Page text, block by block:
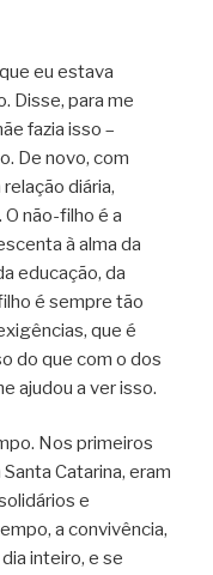
eu estava
Disse, para me
fazia isso –
De novo, com
diária,
não-filho é a
à alma da
educação, da
é sempre tão
que é
do que com o dos
ajudou a ver isso.
Nos primeiros
Catarina, eram
e
a convivência,
inteiro, e se